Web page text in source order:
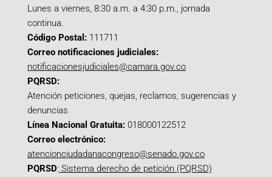
Lunes a viernes, 8:30 a.m. a 4:30 p.m., jornada
continua.
Código Postal: 111711
Correo notificaciones judiciales:
notificacionesjudiciales@camara.gov.co
PQRSD:
Atención peticiones, quejas, reclamos, sugerencias y
denuncias
Línea Nacional Gratuita: 018000122512
Correo electrónico:
atencionciudadanacongreso@senado.gov.co
PQRSD: Sistema derecho de petición (PQRSD)